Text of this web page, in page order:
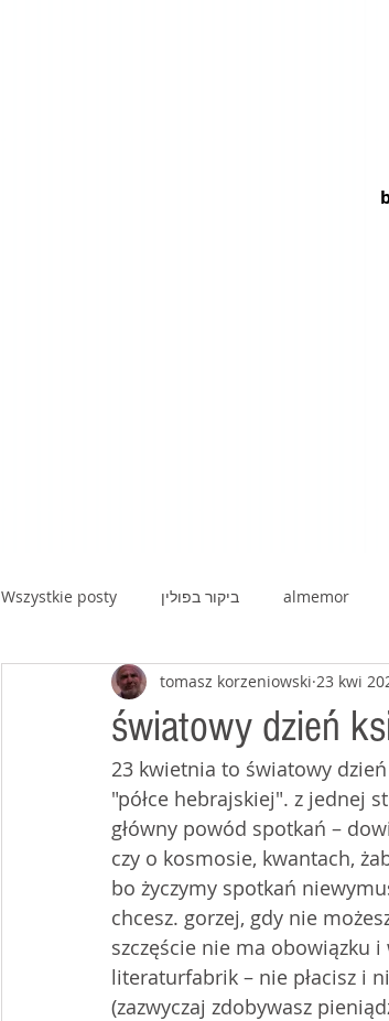
Wszystkie posty ביקור בפולין almemor
kawa z hebrajską prozą|poezją|dramą
mój stolik w kafé
światowy dzień
tomasz korzeniowski 23 kwi
23 kwietnia to światowy
"półce hebrajskiej". z jednej
główny powód spotkań –
czy o kosmosie, kwantach,
bo życzymy spotkań
chcesz. gorzej, gdy nie
szczęście nie ma obowiązku
literaturfabrik – nie płacisz i
(zazwyczaj zdobywasz